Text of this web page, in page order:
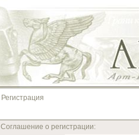
Регистрация
Соглашение о регистрации: